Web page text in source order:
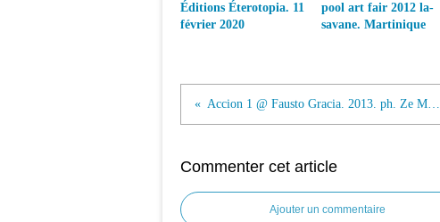
Éditions Éterotopia. 11
février 2020
pool art fair 2012 la-
savane. Martinique
Accion 1 @ Fausto Gracia. 2013. ph. Ze Mariano
Commenter cet article
Ajouter un commentaire